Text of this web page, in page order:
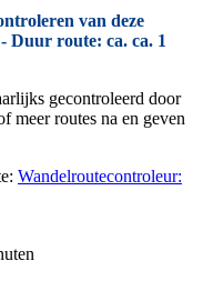
van deze
Duur route: ca. ca. 1
gecontroleerd door
meer routes na en geven
Wandelroutecontroleur: